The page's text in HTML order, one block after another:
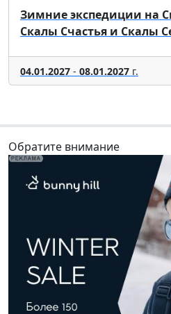
Зимние экспедиции на
Скалы Счастья и Скалы
04.01.2027 - 08.01.2027 г.
Обратите внимание